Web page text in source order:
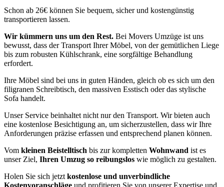
Schon ab 26€ können Sie bequem, sicher und kostengünstig
transportieren lassen.
Wir kümmern uns um den Rest. Bei Movers Umzüge ist uns
bewusst, dass der Transport Ihrer Möbel, von der gemütlichen Liege
bis zum robusten Kühlschrank, eine sorgfältige Behandlung
erfordert.
Ihre Möbel sind bei uns in guten Händen, gleich ob es sich um den
filigranen Schreibtisch, den massiven Esstisch oder das stylische
Sofa handelt.
Unser Service beinhaltet nicht nur den Transport. Wir bieten auch
eine kostenlose Besichtigung an, um sicherzustellen, dass wir Ihre
Anforderungen präzise erfassen und entsprechend planen können.
Vom kleinen Beistelltisch bis zur kompletten Wohnwand ist es
unser Ziel, Ihren Umzug so reibungslos wie möglich zu gestalten.
Holen Sie sich jetzt kostenlose und unverbindliche